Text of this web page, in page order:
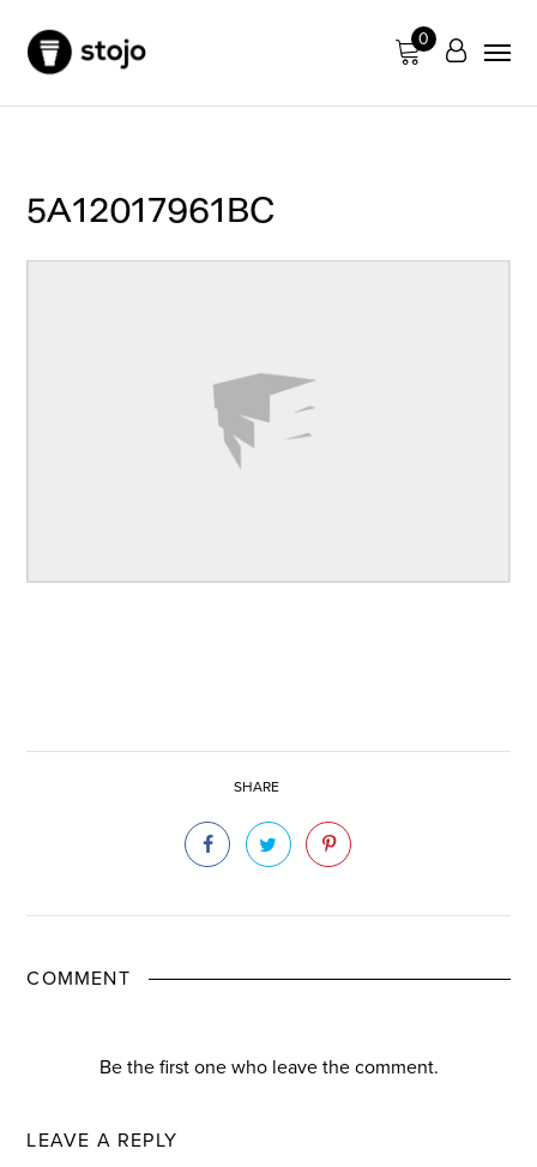
0
5A12017961BC
SHARE
COMMENT
Be the first one who leave the comment.
LEAVE A REPLY